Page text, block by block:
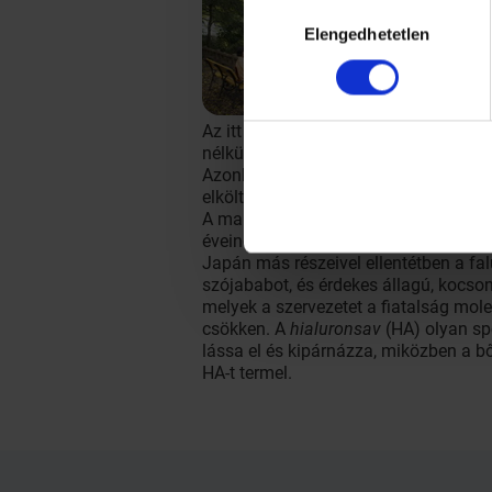
kiválasztásaElengedhetetlen
Az itt élő idősek arcbőre szinte
nélkül dolgoznak a tűző napon.
Azonban, mióta a feldolgozott
elköltöznek innen, és feldolgozott
A manapság a világ több tájáról a
éveinek a titka a helyi étrend, amely
Japán más részeivel ellentétben a
szójababot, és érdekes állagú,
melyek a szervezetet a fiatalság
csökken. A hialuronsav (HA) olyan
lássa el és kipárnázza, miközben a
HA-t termel.